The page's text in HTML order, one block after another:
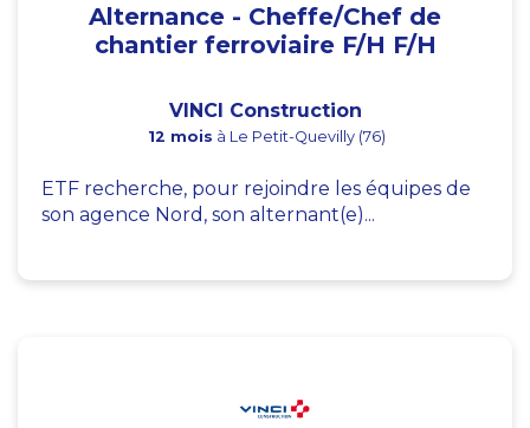
Alternance - Cheffe/Chef de
chantier ferroviaire F/H F/H
VINCI Construction
12 mois à Le Petit-Quevilly (76)
ETF recherche, pour rejoindre les équipes de
son agence Nord, son alternant(e)...